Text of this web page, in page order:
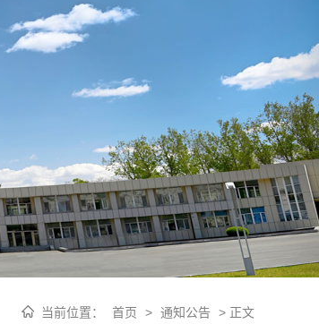
当前位置： 首页 > 通知公告 > 正文